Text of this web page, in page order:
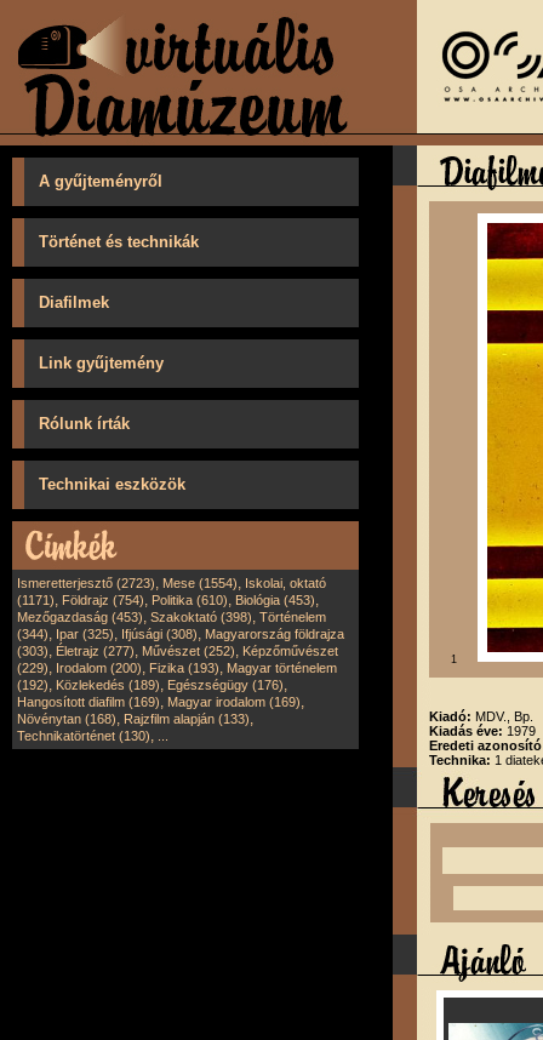
A gyűjteményről
Történet és technikák
Diafilmek
Link gyűjtemény
Rólunk írták
Technikai eszközök
Ismeretterjesztő (2723), Mese (1554), Iskolai, oktató
(1171), Földrajz (754), Politika (610), Biológia (453),
Mezőgazdaság (453), Szakoktató (398), Történelem
(344), Ipar (325), Ifjúsági (308), Magyarország földrajza
(303), Életrajz (277), Művészet (252), Képzőművészet
(229), Irodalom (200), Fizika (193), Magyar történelem
(192), Közlekedés (189), Egészségügy (176),
Hangosított diafilm (169), Magyar irodalom (169),
Növénytan (168), Rajzfilm alapján (133),
Technikatörténet (130),
1
Kiadó: MDV., Bp.
Kiadás éve: 1979
Eredeti
Technika: 1